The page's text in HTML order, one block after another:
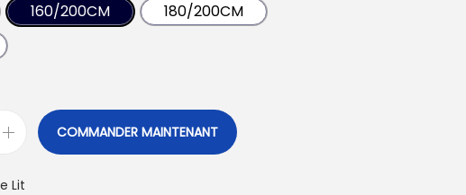
160/200CM
180/200CM
COMMANDER MAINTENANT
Lit